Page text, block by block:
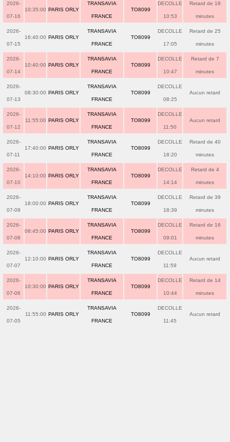
2026-
07-16
10:35:00 PARIS ORLY
TRANSAVIA
FRANCE
TO8099
DECOLLE
10:53
Retard de 18
minutes
2026-
07-15
16:40:00 PARIS ORLY
TRANSAVIA
FRANCE
TO8099
DECOLLE
17:05
Retard de 25
minutes
2026-
07-14
10:40:00 PARIS ORLY
TRANSAVIA
FRANCE
TO8099
DECOLLE
10:47
Retard de 7
minutes
2026-
07-13
08:30:00 PARIS ORLY
TRANSAVIA
FRANCE
TO8099
DECOLLE
08:25
Aucun retard
2026-
07-12
11:55:00 PARIS ORLY
TRANSAVIA
FRANCE
TO8099
DECOLLE
11:50
Aucun retard
2026-
07-11
17:40:00 PARIS ORLY
TRANSAVIA
FRANCE
TO8099
DECOLLE
18:20
Retard de 40
minutes
2026-
07-10
14:10:00 PARIS ORLY
TRANSAVIA
FRANCE
TO8099
DECOLLE
14:14
Retard de 4
minutes
2026-
07-09
18:00:00 PARIS ORLY
TRANSAVIA
FRANCE
TO8099
DECOLLE
18:39
Retard de 39
minutes
2026-
07-08
08:45:00 PARIS ORLY
TRANSAVIA
FRANCE
TO8099
DECOLLE
09:01
Retard de 16
minutes
2026-
07-07
12:10:00 PARIS ORLY
TRANSAVIA
FRANCE
TO8099
DECOLLE
11:59
Aucun retard
2026-
07-06
10:30:00 PARIS ORLY
TRANSAVIA
FRANCE
TO8099
DECOLLE
10:44
Retard de 14
minutes
2026-
07-05
11:55:00 PARIS ORLY
TRANSAVIA
FRANCE
TO8099
DECOLLE
11:45
Aucun retard